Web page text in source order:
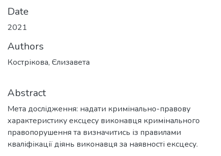
Date
2021
Authors
Кострікова, Єлизавета
Abstract
Мета дослідження: надати кримінально-правову
характеристику ексцесу виконавця кримінального
правопорушення та визначитись із правилами
кваліфікації діянь виконавця за наявності ексцесу.